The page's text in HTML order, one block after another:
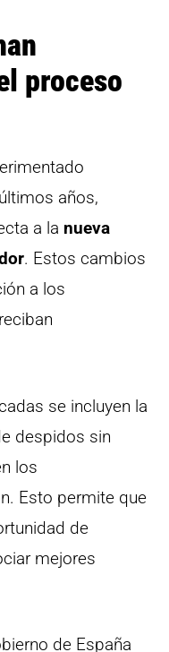
proceso
años,
a la nueva
. Estos cambios
a los
se incluyen la
despidos sin
los
Esto permite que
de
mejores
de España